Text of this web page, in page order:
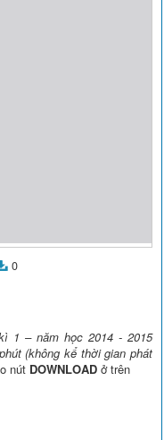
0
1 – năm học 2014 - 2015
(không kể thời gian phát
nút DOWNLOAD ở trên